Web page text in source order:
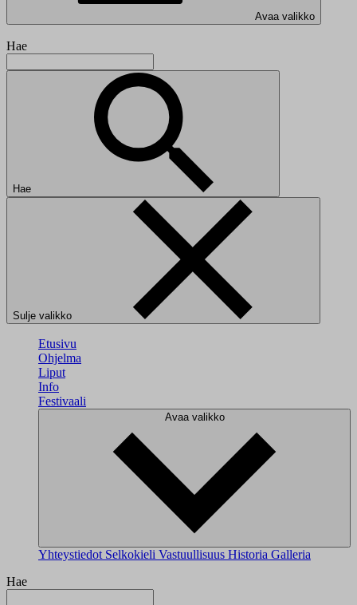
Avaa valikko
Hae
Hae
Sulje valikko
Etusivu
Ohjelma
Liput
Info
Festivaali
Avaa valikko
Yhteystiedot Selkokieli Vastuullisuus Historia Galleria
Hae